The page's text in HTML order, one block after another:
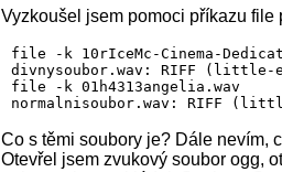
Vyzkoušel jsem pomoci příkazu
file -k 10rIceMc-Cinema-
divnysoubor.wav: RIFF (little-
file -k 01h4313angelia.wav
Co s těmi soubory je? Dále nevím,
Otevřel jsem zvukový soubor ogg,